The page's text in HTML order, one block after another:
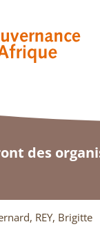
des
REY, Brigitte